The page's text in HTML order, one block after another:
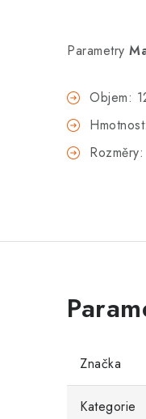
Parametry
Objem:
Značka
Kategorie